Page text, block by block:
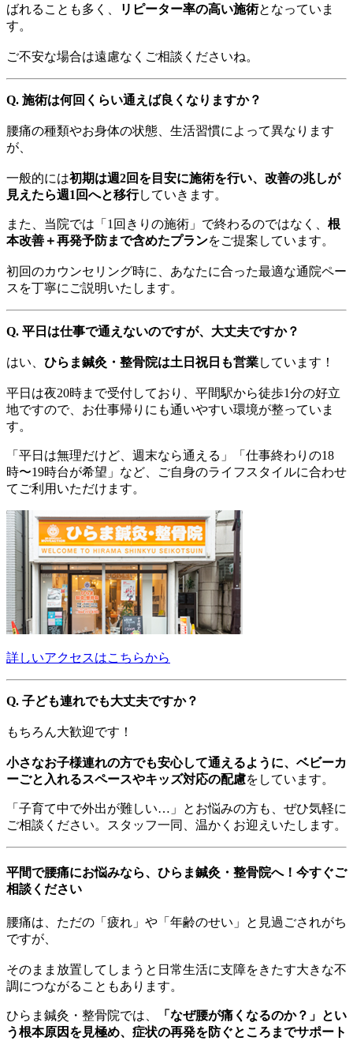
ばれることも多く、
リピーター率の高い施術となっていま
す。
ご不安な場合は遠慮なくご相談くださいね。
Q. 施術は何回くらい通えば良くなりますか？
腰痛の種類やお身体の状態、生活習慣によって異なります
が、
一般的には初期は週2回を目安に施術を行い、改善の兆しが
見えたら週1回へと移行していきます。
また、当院では「1回きりの施術」で終わるのではなく、 根
本改善＋再発予防まで含めたプランをご提案しています。
初回のカウンセリング時に、あなたに合った最適な通院ペー
スを丁寧にご説明いたします。
Q. 平日は仕事で通えないのですが、大丈夫ですか？
はい、 ひらま鍼灸・整骨院は土日祝日も営業しています！
平日は夜20時まで受付しており、平間駅から徒歩1分の好立
地ですので、お仕事帰りにも通いやすい環境が整っていま
す。
「平日は無理だけど、週末なら通える」「仕事終わりの18
時〜19時台が希望」など、ご自身のライフスタイルに合わせ
てご利用いただけます。
詳しいアクセスはこちらから
Q. 子ども連れでも大丈夫ですか？
もちろん大歓迎です！
小さなお子様連れの方でも安心して通えるように、ベビーカ
ーごと入れるスペースやキッズ対応の配慮をしています。
「子育て中で外出が難しい…」とお悩みの方も、ぜひ気軽に
ご相談ください。スタッフ一同、温かくお迎えいたします。
平間で腰痛にお悩みなら、ひらま鍼灸・整骨院へ！今すぐご
相談ください
腰痛は、ただの「疲れ」や「年齢のせい」と見過ごされがち
ですが、
そのまま放置してしまうと日常生活に支障をきたす大きな不
調につながることもあります。
ひらま鍼灸・整骨院では、
「なぜ腰が痛くなるのか？」とい
う根本原因を見極め、症状の再発を防ぐところまでサポート